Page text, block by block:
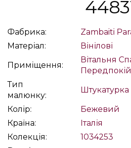
Фабрика:
Zambaiti
Матеріал:
Вінілові
Приміщення:
Вітальня
Передпокій
Тип
малюнку:
Штукатурка
Колір:
Бежевий
Країна:
Італія
Колекція:
1034253